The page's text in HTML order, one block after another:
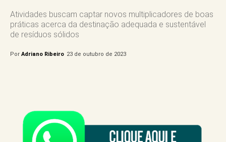
Atividades buscam captar novos multiplicadores de boas
práticas acerca da destinação adequada e sustentável
de resíduos sólidos
Por Adriano Ribeiro 23 de outubro de 2023